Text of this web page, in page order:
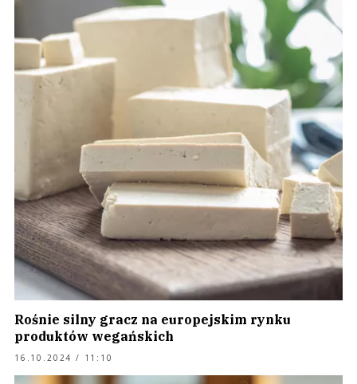
Rośnie silny gracz na europejskim rynku
produktów wegańskich
16.10.2024 / 11:10